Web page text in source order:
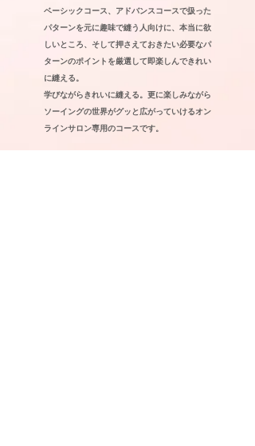
ベーシックコース、アドバンスコースで扱った
パターンを元に趣味で縫う人向けに、本当に欲
しいところ、そして押さえておきたい必要なパ
ターンのポイントを厳選して即楽しんできれい
に縫える。
学びながらきれいに縫える。更に楽しみながら
ソーイングの世界がグッと広がっていけるオン
ラインサロン専用のコースです。